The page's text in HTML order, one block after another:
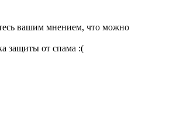
вашим мнением, что можно
защиты от спама :(